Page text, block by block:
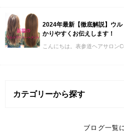
2024年最新【徹底解説】ウ
かりやすくお伝えします！
こんにちは。表参道ヘアサロン
カテゴリーから探す
ブログ一覧